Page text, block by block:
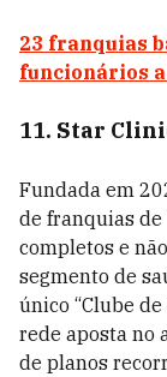
23 franquias
funcionários
11. Star
Fundada em
de franquias
completos e
segmento de
único “Clube
rede aposta no
de planos